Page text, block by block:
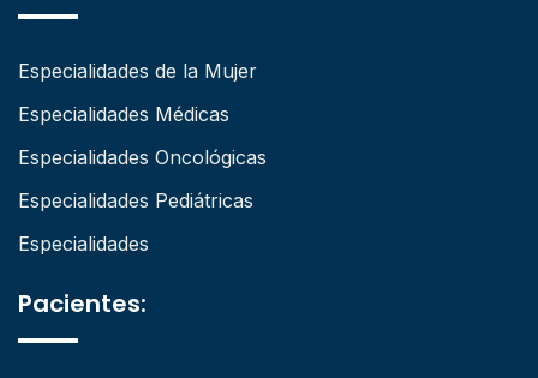
Especialidades de la Mujer
Especialidades Médicas
Especialidades Oncológicas
Especialidades Pediátricas
Especialidades
Pacientes: